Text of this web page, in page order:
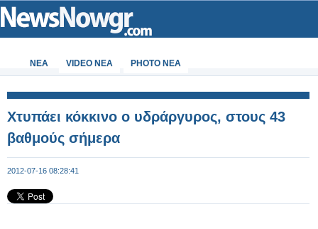
ΝΕΑ VIDEO NEA PHOTO NEA
Χτυπάει κόκκινο ο υδράργυρος, στους 43
βαθμούς σήμερα
2012-07-16 08:28:41